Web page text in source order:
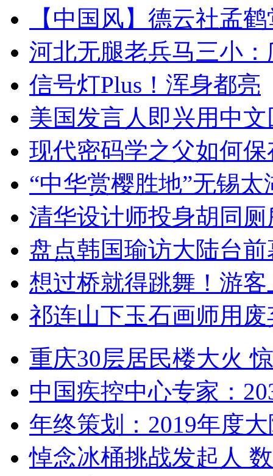
【中国风】德云社孟
河北无腿老兵马三小
信号灯Plus！浑身都亮
美国发言人即兴用中
现代密码学之父如何
“中华赏樱胜地”无锡
清华设计师投身胡同
盘点韩国瑜访大陆台
想过桥就得跳舞！游客
祁连山下玉石画师用
重庆30层居民楼大火
中国疾控中心专家：
年终策划：2019年度
悼念冰桶挑战发起人